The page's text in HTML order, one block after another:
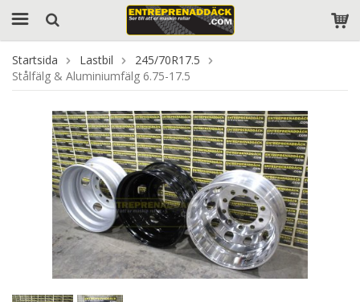
Startsida Lastbil
245/70R17.5
Stålfälg & Aluminiumfälg 6.75-17.5